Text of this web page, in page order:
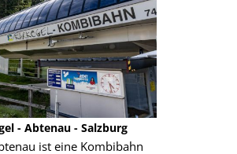
- Abtenau - Salzburg
ist eine Kombibahn